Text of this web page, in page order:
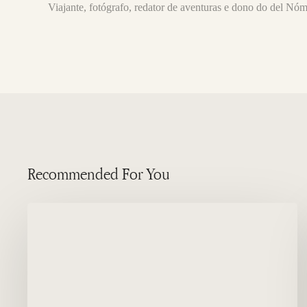
Viajante, fotógrafo, redator de aventuras e dono do del
Recommended For You